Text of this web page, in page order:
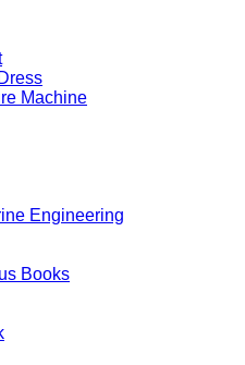
Machine
Engineering
Books